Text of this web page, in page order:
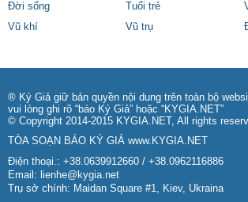
Đời sống
Tuổi trẻ
Vũ khí
Vũ trụ
® Ký Giả giữ bản quyền nội dung trên toàn bộ
vui lòng ghi rõ “báo Ký Giả” hoặc “KYGIA.NET”
© Copyright 2014-2015 KYGIA.NET, All rights
TÒA SOẠN BÁO KÝ GIẢ www.KYGIA.NET
Điện thoại.: +38.0639912660 / +38.0962116886
Email: lienhe@kygia.net
Trụ sở chính: Maidan Square #1, Kiev, Ukraina